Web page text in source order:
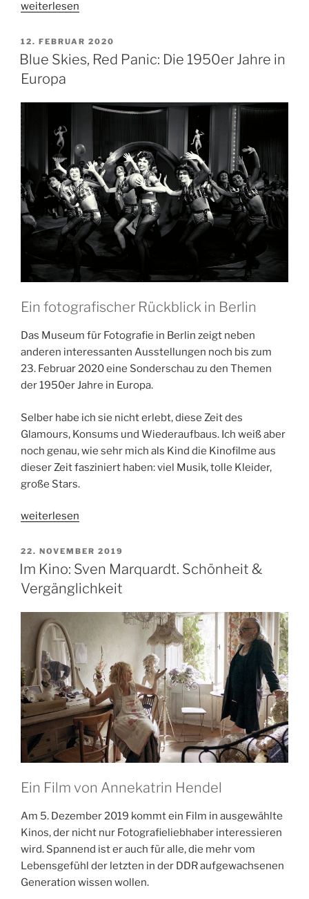
„Sharon
The
Romantic
Trail
the
Concrete
House“
weiterlesen
VERÖFFENTLICHT
AM
12. FEBRUAR 2020
Blue Skies, Red Panic: Die 1950er Jahre in
Europa
Ein fotografischer Rückblick in Berlin
Das Museum für Fotografie in Berlin zeigt neben
anderen interessanten Ausstellungen noch bis zum
23. Februar 2020 eine Sonderschau zu den Themen
der 1950er Jahre in Europa.
Selber habe ich sie nicht erlebt, diese Zeit des
Glamours, Konsums und Wiederaufbaus. Ich weiß aber
noch genau, wie sehr mich als Kind die Kinofilme aus
dieser Zeit fasziniert haben: viel Musik, tolle Kleider,
große Stars.
„Blue
Red
Panic:
Die
1950er
Jahre
Europa“
weiterlesen
VERÖFFENTLICHT
AM
22. NOVEMBER 2019
Im Kino: Sven Marquardt. Schönheit &
Vergänglichkeit
Ein Film von Annekatrin Hendel
Am 5. Dezember 2019 kommt ein Film in ausgewählte
Kinos, der nicht nur Fotografieliebhaber interessieren
wird. Spannend ist er auch für alle, die mehr vom
Lebensgefühl der letzten in der DDR aufgewachsenen
Generation wissen wollen.